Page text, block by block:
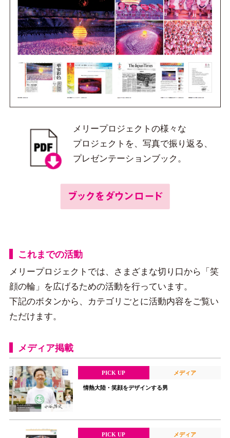
メリープロジェクトの様々な
プロジェクトを、写真で振り返る、
プレゼンテーションブック。
これまでの活動
メリープロジェクトでは、さまざまな切り口から「笑
顔の輪」を広げるための活動を行っています。
下記のボタンから、カテゴリごとに活動内容をご覧い
ただけます。
メディア掲載
PICK UP メディア
情熱大陸・笑顔をデザインする男
PICK UP メディア